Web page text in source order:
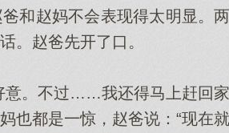
赵妈不会表现得太明显。
。赵爸先开了口。
。不过……我还得马上赶回家
都是一惊，赵爸说：“现在就